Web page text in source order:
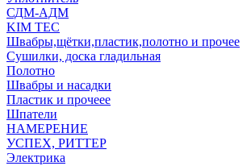
СДМ-АДМ
KIM TEC
Швабры,щётки,пластик,полотно и прочее
Сушилки, доска гладильная
Полотно
Швабры и насадки
Пластик и прочеее
Шпатели
НАМЕРЕНИЕ
УСПЕХ, РИТТЕР
Электрика